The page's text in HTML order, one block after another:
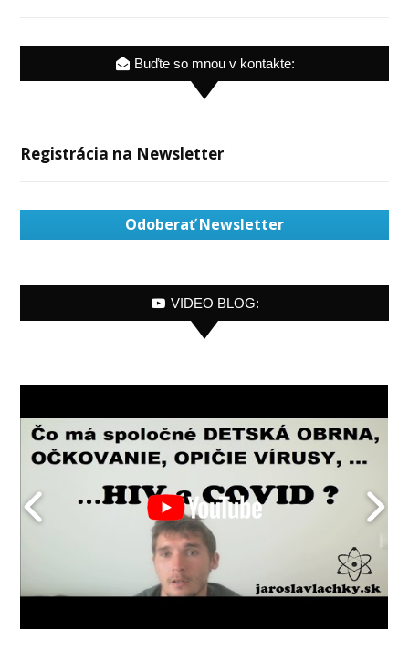
Buďte so mnou v kontakte:
Registrácia na Newsletter
Odoberať Newsletter
VIDEO BLOG: